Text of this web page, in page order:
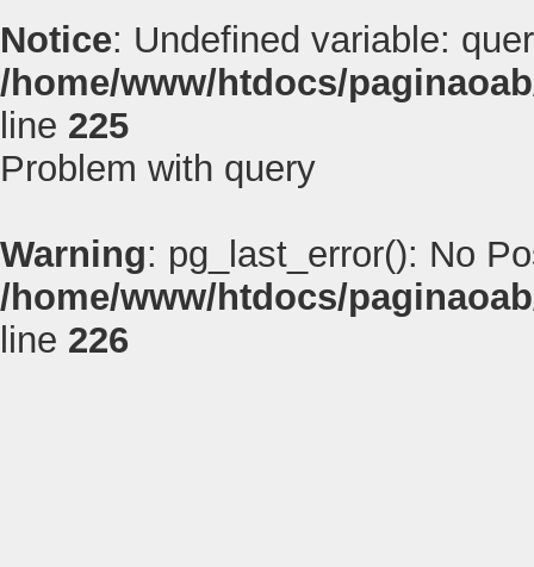
Notice: Undefined variable:
/home/www/htdocs/
line 225
Problem with query
Warning: pg_last_error(): No
/home/www/htdocs/
line 226